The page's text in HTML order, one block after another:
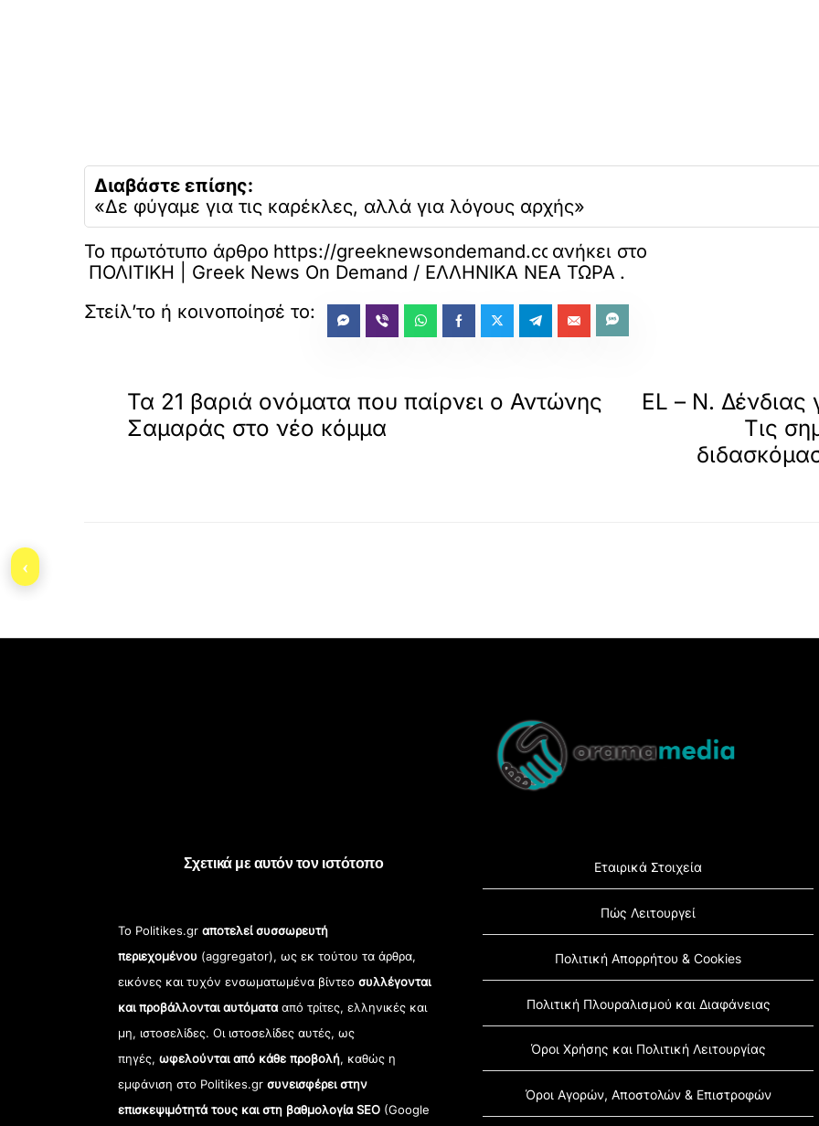
Διαβάστε επίσης:
«Δε φύγαμε για τις καρέκλες, αλλά για λόγους αρχής»
Το πρωτότυπο άρθρο https://greeknewsondemand.com/2026/06/21/
ανήκει στο
ΠΟΛΙΤΙΚΗ | Greek News On Demand / ΕΛΛΗΝΙΚΑ ΝΕΑ ΤΩΡΑ .
Τα 21 βαριά ονόματα που παίρνει ο Αντώνης
Σαμαράς στο νέο κόμμα
EL – Ν.
Τις
Top
Σχετικά με αυτόν τον ιστότοπο
Το Politikes.grαποτελεί συσσωρευτή
περιεχομένου (aggregator), ως εκ τούτου τα άρθρα,
εικόνες και τυχόν ενσωματωμένα βίντεοσυλλέγονται
και προβάλλονται αυτόματααπό τρίτες, ελληνικές και
μη, ιστοσελίδες. Οι ιστοσελίδες αυτές, ως
πηγές,ωφελούνται από κάθε προβολή, καθώς η
εμφάνιση στο Politikes.gr συνεισφέρει στην
επισκεψιμότητά τους και στη βαθμολογία SEO (Google
Εταιρικά Στοιχεία
Πώς Λειτουργεί
Πολιτική Απορρήτου & Cookies
Πολιτική Πλουραλισμού και Διαφάνειας
Όροι Χρήσης και Πολιτική Λειτουργίας
Όροι Αγορών, Αποστολών & Επιστροφών
‹